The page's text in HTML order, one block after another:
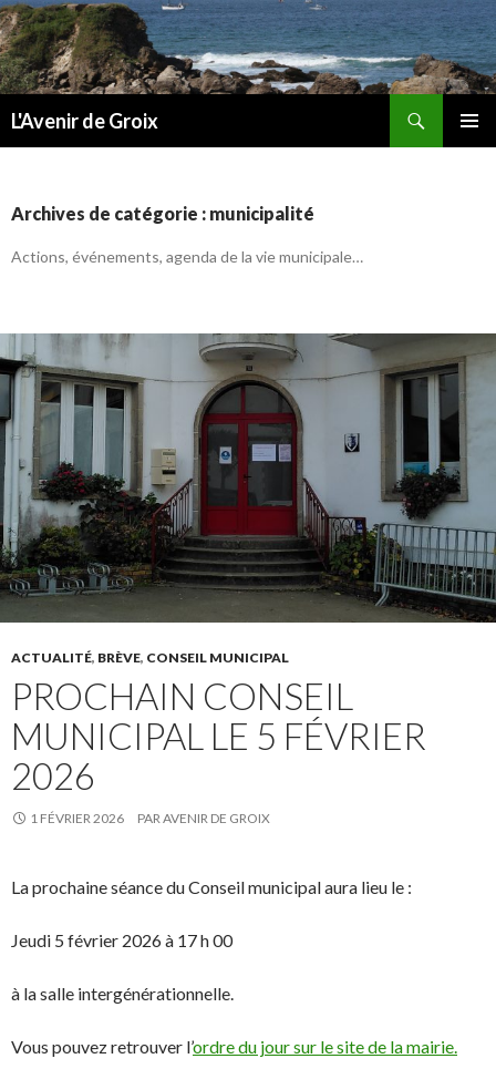
L'Avenir de Groix
Archives de catégorie : municipalité
Actions, événements, agenda de la vie municipale…
ACTUALITÉ, BRÈVE, CONSEIL MUNICIPAL
PROCHAIN CONSEIL
MUNICIPAL LE 5 FÉVRIER
2026
1 FÉVRIER 2026 PAR AVENIR DE GROIX
La prochaine séance du Conseil municipal aura lieu le :
Jeudi 5 février 2026 à 17 h 00
à la salle intergénérationnelle.
Vous pouvez retrouver l’ordre du jour sur le site de la mairie.